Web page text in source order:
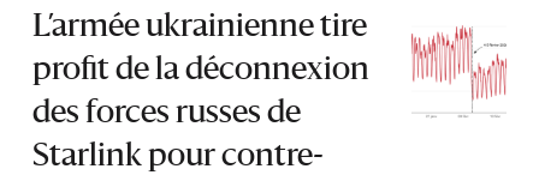
L’armée ukrainienne tire
profit de la déconnexion
des forces russes de
Starlink pour contre-